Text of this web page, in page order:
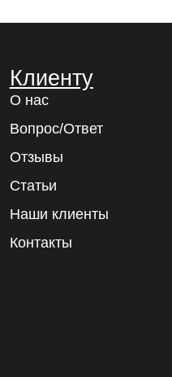
Клиенту
О нас
Вопрос/Ответ
Отзывы
Статьи
Наши клиенты
Контакты